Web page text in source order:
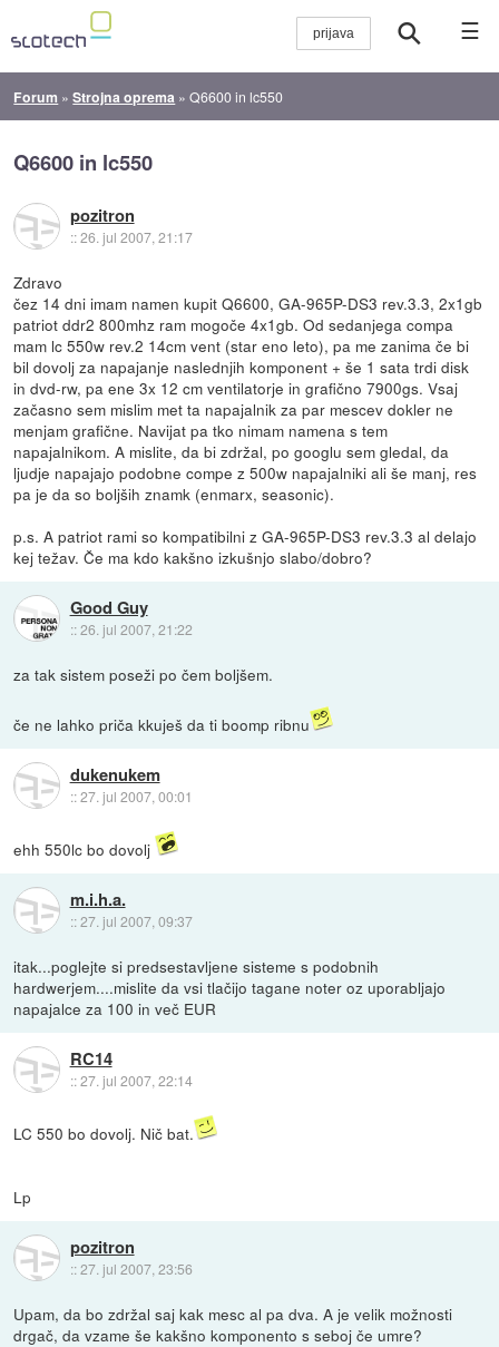
☰
Forum »Strojna oprema »Q6600 in lc550
Q6600 in lc550
pozitron
::26. jul 2007, 21:17
Zdravo
čez 14 dni imam namen kupit Q6600, GA-965P-DS3 rev.3.3, 2x1gb
patriot ddr2 800mhz ram mogoče 4x1gb. Od sedanjega compa
mam lc 550w rev.2 14cm vent (star eno leto), pa me zanima če bi
bil dovolj za napajanje naslednjih komponent + še 1 sata trdi disk
in dvd-rw, pa ene 3x 12 cm ventilatorje in grafično 7900gs. Vsaj
začasno sem mislim met ta napajalnik za par mescev dokler ne
menjam grafične. Navijat pa tko nimam namena s tem
napajalnikom. A mislite, da bi zdržal, po googlu sem gledal, da
ljudje napajajo podobne compe z 500w napajalniki ali še manj, res
pa je da so boljših znamk (enmarx, seasonic).
p.s. A patriot rami so kompatibilni z GA-965P-DS3 rev.3.3 al delajo
kej težav. Če ma kdo kakšno izkušnjo slabo/dobro?
Good Guy
::26. jul 2007, 21:22
za tak sistem poseži po čem boljšem.
če ne lahko priča kkuješ da ti boomp ribnu
dukenukem
::27. jul 2007, 00:01
ehh 550lc bo dovolj
m.i.h.a.
::27. jul 2007, 09:37
itak...poglejte si predsestavljene sisteme s podobnih
hardwerjem....mislite da vsi tlačijo tagane noter oz uporabljajo
napajalce za 100 in več EUR
RC14
::27. jul 2007, 22:14
LC 550 bo dovolj. Nič bat.
Lp
pozitron
::27. jul 2007, 23:56
Upam, da bo zdržal saj kak mesc al pa dva. A je velik možnosti
drgač, da vzame še kakšno komponento s seboj če umre?